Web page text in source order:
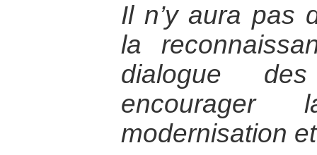
Il n’y aura pas
la
dialogue
modernisation